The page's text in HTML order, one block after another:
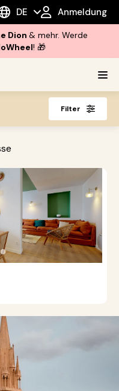
DE Anmeldung
Dion & mehr. Werde
! 🎁
Filter
●